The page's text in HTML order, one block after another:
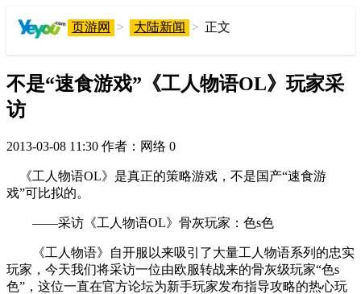
页游网 > 大陆新闻 > 正文
不是“速食游戏”《工人物语OL》玩家采
访
2013-03-08 11:30 作者：网络 0
《工人物语OL》是真正的策略游戏，不是国产“速食游
戏”可比拟的。
——采访《工人物语OL》骨灰玩家：色s色
《工人物语》自开服以来吸引了大量工人物语系列的忠实
玩家，今天我们将采访一位由欧服转战来的骨灰级玩家“色s
色”，这位一直在官方论坛为新手玩家发布指导攻略的热心玩